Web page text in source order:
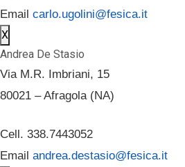
Email carlo.ugolini@fesica.it
X
Andrea De Stasio
Via M.R. Imbriani, 15
80021 – Afragola (NA)
Cell. 338.7443052
Email andrea.destasio@fesica.it